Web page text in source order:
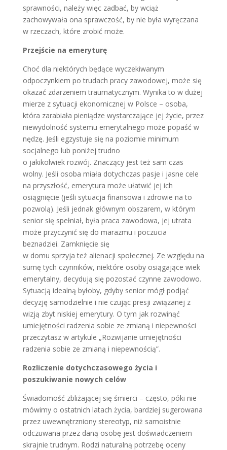
sprawności, należy więc zadbać, by wciąż
zachowywała ona sprawczość, by nie była wyręczana
w rzeczach, które zrobić może.
Przejście na emeryturę
Choć dla niektórych będące wyczekiwanym
odpoczynkiem po trudach pracy zawodowej, może się
okazać zdarzeniem traumatycznym. Wynika to w dużej
mierze z sytuacji ekonomicznej w Polsce – osoba,
która zarabiała pieniądze wystarczające jej życie, przez
niewydolność systemu emerytalnego może popaść w
nędzę. Jeśli egzystuje się na poziomie minimum
socjalnego lub poniżej trudno
o jakikolwiek rozwój. Znaczący jest też sam czas
wolny. Jeśli osoba miała dotychczas pasje i jasne cele
na przyszłość, emerytura może ułatwić jej ich
osiągnięcie (jeśli sytuacja finansowa i zdrowie na to
pozwolą). Jeśli jednak głównym obszarem, w którym
senior się spełniał, była praca zawodowa, jej utrata
może przyczynić się do marazmu i poczucia
beznadziei. Zamknięcie się
w domu sprzyja też alienacji społecznej. Ze względu na
sumę tych czynników, niektóre osoby osiągające wiek
emerytalny, decydują się pozostać czynne zawodowo.
Sytuacją idealną byłoby, gdyby senior mógł podjąć
decyzję samodzielnie i nie czując presji związanej z
wizją zbyt niskiej emerytury. O tym jak rozwinąć
umiejętności radzenia sobie ze zmianą i niepewności
przeczytasz w artykule „Rozwijanie umiejętności
radzenia sobie ze zmianą i niepewnością”.
Rozliczenie dotychczasowego życia i
poszukiwanie nowych celów
Świadomość zbliżającej się śmierci – często, póki nie
mówimy o ostatnich latach życia, bardziej sugerowana
przez uwewnętrzniony stereotyp, niż samoistnie
odczuwana przez daną osobę jest doświadczeniem
skrajnie trudnym. Rodzi naturalną potrzebę oceny